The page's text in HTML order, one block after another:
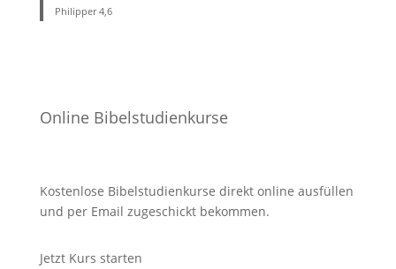
Philipper 4,6
Online Bibelstudienkurse
Kostenlose Bibelstudienkurse direkt online ausfüllen
und per Email zugeschickt bekommen.
Jetzt Kurs starten